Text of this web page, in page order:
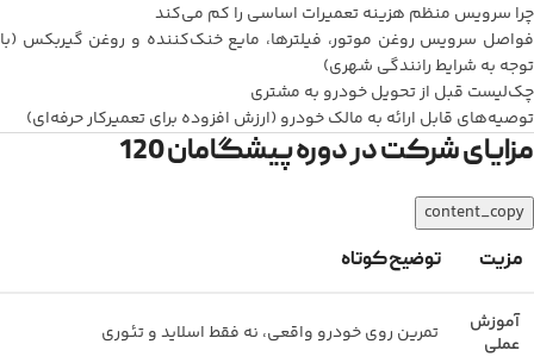
چرا سرویس منظم هزینه تعمیرات اساسی را کم می‌کند
فواصل سرویس روغن موتور، فیلترها، مایع خنک‌کننده و روغن گیربکس (با
توجه به شرایط رانندگی شهری)
چک‌لیست قبل از تحویل خودرو به مشتری
توصیه‌های قابل ارائه به مالک خودرو (ارزش افزوده برای تعمیرکار حرفه‌ای)
مزایای شرکت در دوره پیشگامان 120
content_copy
مزیت
توضیح کوتاه
آموزش
عملی
تمرین روی خودرو واقعی، نه فقط اسلاید و تئوری